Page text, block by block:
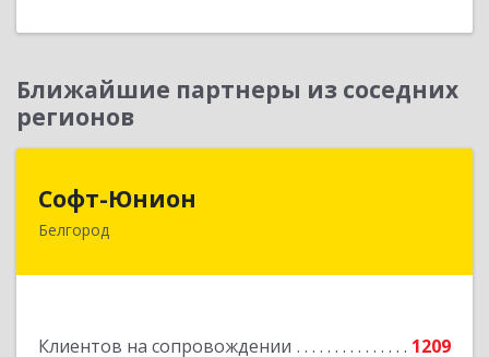
Ближайшие партнеры из соседних
регионов
Софт-Юнион
Белгород
Клиентов на сопровождении 1209
308014, Белгородская обл, Белгород г, Садовая